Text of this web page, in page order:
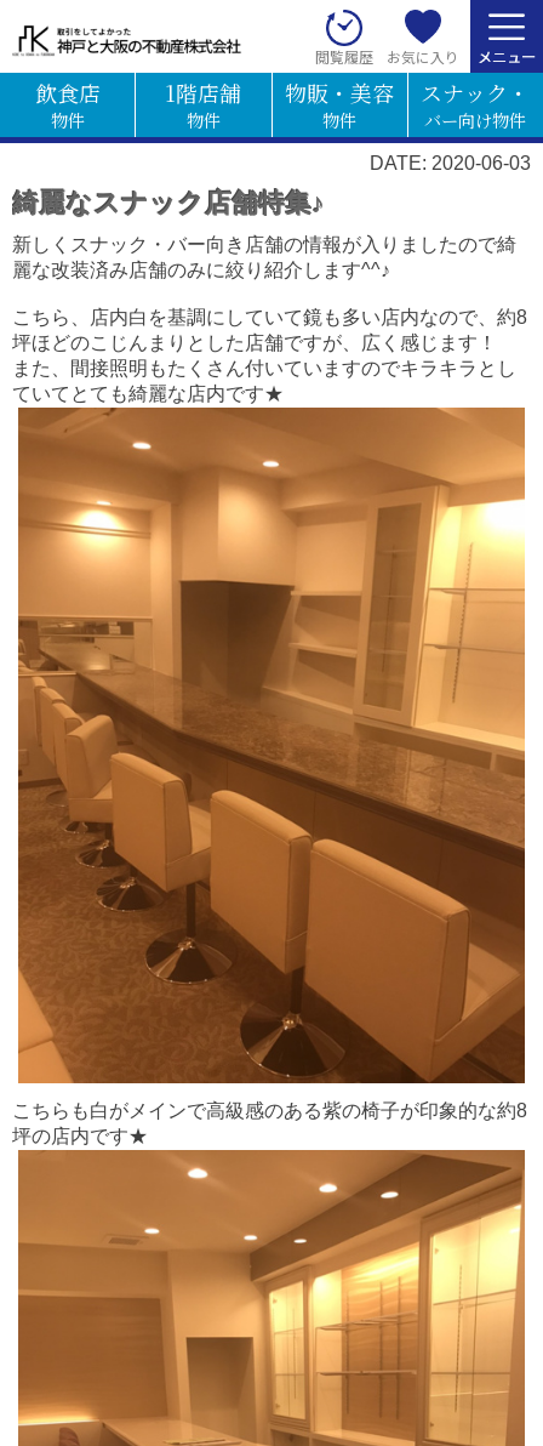
閲覧履歴 お気に入り
飲食店
物件
1階店舗
物件
物販・美容
物件
スナック・
バー向け物件
DATE: 2020-06-03
綺麗なスナック店舗特集♪
新しくスナック・バー向き店舗の情報が入りましたので綺
麗な改装済み店舗のみに絞り紹介します^^♪
こちら、店内白を基調にしていて鏡も多い店内なので、約8
坪ほどのこじんまりとした店舗ですが、広く感じます！
また、間接照明もたくさん付いていますのでキラキラとし
ていてとても綺麗な店内です★
こちらも白がメインで高級感のある紫の椅子が印象的な約8
坪の店内です★